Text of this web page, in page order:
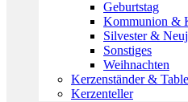
Geburtstag
Kommunion &
Silvester &
Sonstiges
Weihnachten
Kerzenständer &
Kerzenteller